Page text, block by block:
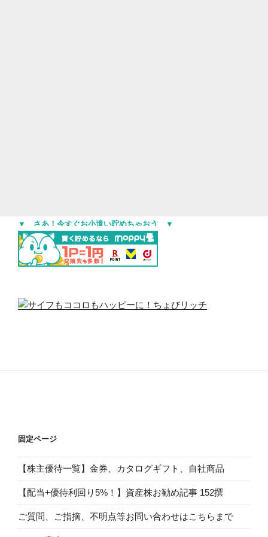
▼ さあ！今すぐお小遣い貯めちゃおう ▼
固定ページ
【株主優待一覧】金券、カタログギフト、自社商品
【配当+優待利回り5%！】資産株お勧め記事 152撰
ご質問、ご指摘、不明点等お問い合わせはこちらまで